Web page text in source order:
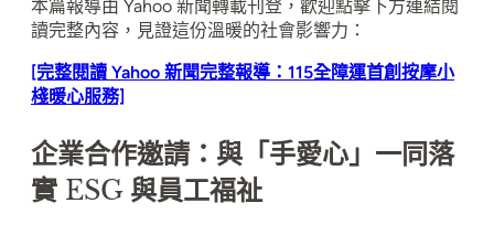
本篇報導由 Yahoo 新聞轉載刊登，歡迎點擊下方連結閱
讀完整內容，見證這份溫暖的社會影響力：
[完整閱讀 Yahoo 新聞完整報導：115全障運首創按摩小
棧暖心服務]
企業合作邀請：與「手愛心」一同落
實 ESG 與員工福祉